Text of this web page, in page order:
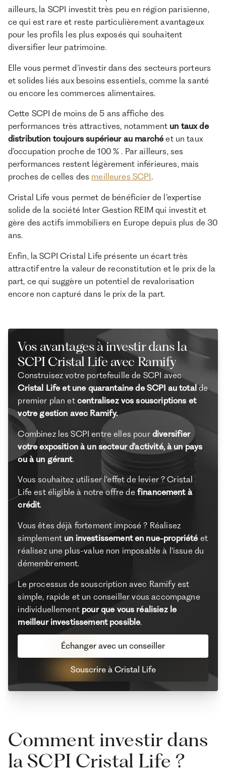
ailleurs, la SCPI investit très peu en région parisienne,
ce qui est rare et reste particulièrement avantageux
pour les profils les plus exposés qui souhaitent
diversifier leur patrimoine.
Elle vous permet d’investir dans des secteurs porteurs
et solides liés aux besoins essentiels, comme la santé
ou encore les commerces alimentaires.
Cette SCPI de moins de 5 ans affiche des
performances très attractives, notamment un taux de
distribution toujours supérieur au marché et un taux
d’occupation proche de 100 % . Par ailleurs, ses
performances restent légèrement inférieures, mais
proches de celles des meilleures SCPI.
Cristal Life vous permet de bénéficier de l’expertise
solide de la société Inter Gestion REIM qui investit et
gère des actifs immobiliers en Europe depuis plus de 30
ans.
Enfin, la SCPI Cristal Life présente un écart très
attractif entre la valeur de reconstitution et le prix de la
part, ce qui suggère un potentiel de revalorisation
encore non capturé dans le prix de la part.
Vos avantages à investir dans la
SCPI Cristal Life avec Ramify
Construisez votre portefeuille de SCPI avec
Cristal Life et une quarantaine de SCPI au totalde
premier plan et centralisez vos souscriptions et
votre gestion avec Ramify.
Combinez les SCPI entre elles pour diversifier
votre exposition à un secteur d'activité, à un pays
ou à un gérant.
Vous souhaitez utiliser l'effet de levier ? Cristal
Life est éligible à notre offre de financement à
crédit.
Vous êtes déjà fortement imposé ? Réalisez
simplement un investissement en nue-propriété et
réalisez une plus-value non imposable à l'issue du
démembrement.
Le processus de souscription avec Ramify est
simple, rapide et un conseiller vous accompagne
individuellement pour que vous réalisiez le
meilleur investissement possible.
Souscrire à Cristal Life
Échanger avec un conseiller
Comment investir dans
la SCPI Cristal Life ?